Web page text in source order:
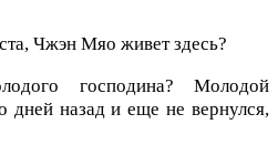
Чжэн Мяо живет здесь?
господина? Молодой
дней назад и еще не вернулся,